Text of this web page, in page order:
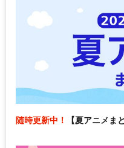
随時更新中！ 【夏アニメ